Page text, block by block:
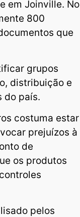
em Joinville. No
800
que
grupos
distribuição e
do país.
costuma estar
prejuízos à
de
os produtos
pelos